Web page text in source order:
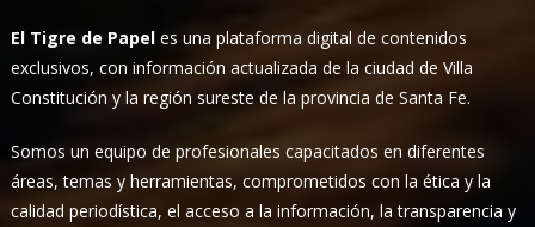
El Tigre de Papel es una plataforma digital de contenidos
exclusivos, con información actualizada de la ciudad de Villa
Constitución y la región sureste de la provincia de Santa Fe.
Somos un equipo de profesionales capacitados en diferentes
áreas, temas y herramientas, comprometidos con la ética y la
calidad periodística, el acceso a la información, la transparencia y